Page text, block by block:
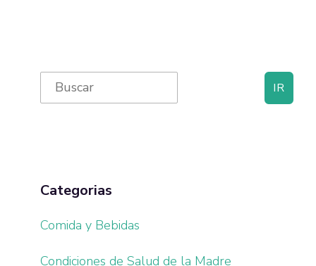
Primary
Sidebar
Search
for:
Categorias
Comida y Bebidas
Condiciones de Salud de la Madre